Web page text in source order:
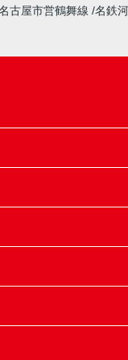
古屋市営鶴舞線 名鉄